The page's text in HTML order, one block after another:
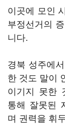
이곳에 모인
부정선거의
니다.
경북 성주에
한 것도 말이
이기지 못한
통해 잘못된
며 권력을 휘